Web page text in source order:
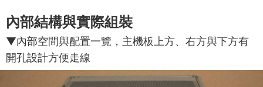
內部結構與實際組裝
▼內部空間與配置一覽，主機板上方、右方與下方有
開孔設計方便走線